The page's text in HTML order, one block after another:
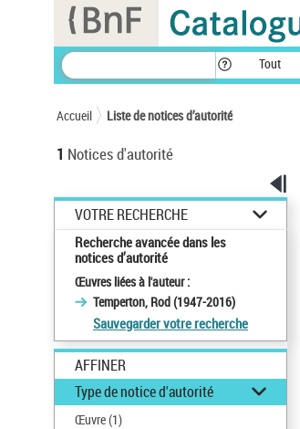
Tout
Accueil Liste de notices d’autorité
1 Notices d'autorité
VOTRE RECHERCHE
Recherche avancée dans les
notices d’autorité
Œuvres liées à l'auteur :
Temperton, Rod (1947-2016)
Sauvegarder votre recherche
AFFINER
Type de notice d'autorité
Œuvre(1)
Panneau de gestion des cookies